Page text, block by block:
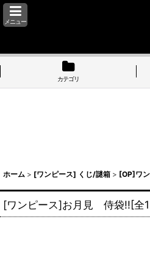
メニュー
カテゴリ
ホーム > [ワンピース] くじ/謎箱 > [OP]ワ
[ワンピース]お月見 侍袋!![全